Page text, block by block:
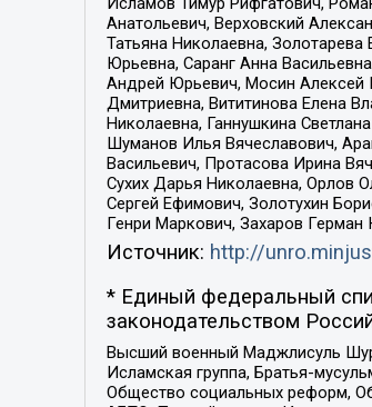
Анатольевич, Верховский
Татьяна Николаевна,
Юрьевна, Саранг Анна
Андрей Юрьевич, Мосин Алексей
Дмитриевна, Вититинова Елена
Николаевна, Ганнушкина
Шуманов Илья Вячеславович,
Васильевич, Протасова Ирина
Сухих Дарья Николаевна, Орлов
Сергей Ефимович, Золотухин
Генри Маркович, Захаров Герман
Источник: http://
* Единый федеральный
законодательством
Высший военный Маджлисуль
Исламская группа, Братья-
Общество социальных реформ,